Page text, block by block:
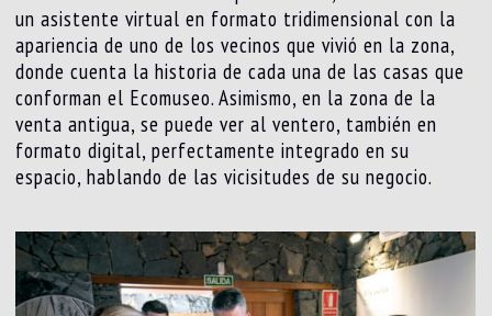
un asistente virtual en formato tridimensional con la
apariencia de uno de los vecinos que vivió en la zona,
donde cuenta la historia de cada una de las casas que
conforman el Ecomuseo. Asimismo, en la zona de la
venta antigua, se puede ver al ventero, también en
formato digital, perfectamente integrado en su
espacio, hablando de las vicisitudes de su negocio.